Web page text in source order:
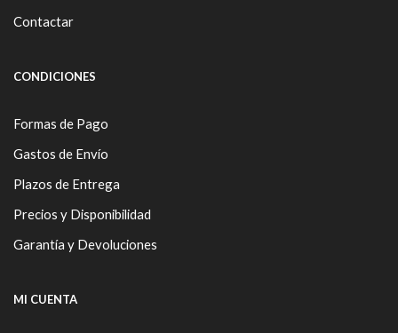
Contactar
CONDICIONES
Formas de Pago
Gastos de Envío
Plazos de Entrega
Precios y Disponibilidad
Garantía y Devoluciones
MI CUENTA